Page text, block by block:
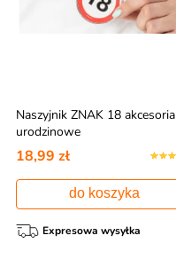
Naszyjnik ZNAK 18 akcesoria
urodzinowe
18,99 zł
do koszyka
Expresowa wysyłka